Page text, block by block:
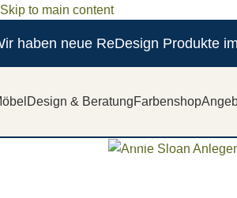
Skip to main content
haben neue ReDesign Produkte
Design & BeratungFarbenshop